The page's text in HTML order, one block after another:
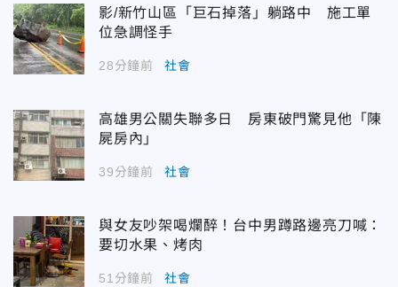
影/新竹山區「巨石掉落」躺路中 施工單
位急調怪手
28分鐘前 社會
高雄男公關失聯多日 房東破門驚見他「陳
屍房內」
39分鐘前 社會
與女友吵架喝爛醉！台中男蹲路邊亮刀喊：
要切水果、烤肉
51分鐘前 社會